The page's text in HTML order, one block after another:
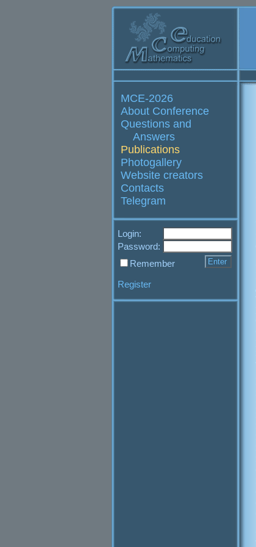
MCE-2026
About Conference
Questions and
Answers
Publications
Photogallery
Website creators
Contacts
Telegram
Login:
Password:
Remember
Register